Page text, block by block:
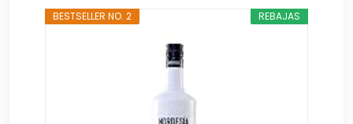
REBAJAS
BESTSELLER NO. 2